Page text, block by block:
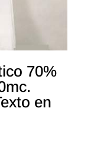
70%
en